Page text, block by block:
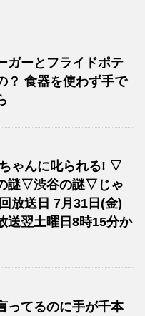
ガーとフライドポテ
？ 食器を使わず手で
ゃんに叱られる! ▽
謎▽渋谷の謎▽じゃ
放送日 7月31日(金)
送翌土曜日8時15分か
ってるのに手が千本